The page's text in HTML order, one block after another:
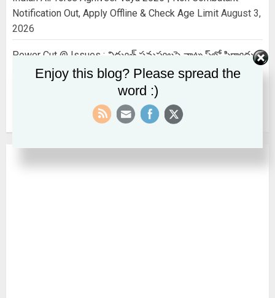
Notification Out, Apply Offline & Check Age Limit August 3,
2026
Power Cut @ Issues : విద్యుత్ సమస్యలపై వాట్సప్‌లో ఫిర్యాదు
చేయొచ్చు…ఈ నెంబర్ కు ఒక్క మెస్సేజ్ చేస్తే చాలు.. July 30, 2026
EPS SCHEME : EPS కనీస పింఛను ₹ 7,500 అవుతుందా? కేంద్రం
పార్లమెంట్‌లో చెప్పిందేమిటి? July 28, 2026
Enjoy this blog? Please spread the
word :)